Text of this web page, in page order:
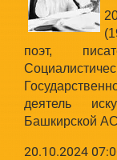
поэт,
деятель
Башкирской
20.10.2024